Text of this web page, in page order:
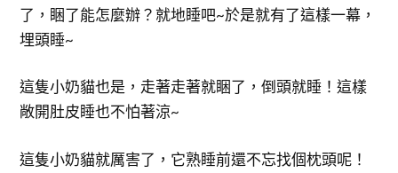
了，睏了能怎麼辦？就地睡吧~於是就有了這樣一幕，
埋頭睡~
這隻小奶貓也是，走著走著就睏了，倒頭就睡！這樣
敞開肚皮睡也不怕著涼~
這隻小奶貓就厲害了，它熟睡前還不忘找個枕頭呢！